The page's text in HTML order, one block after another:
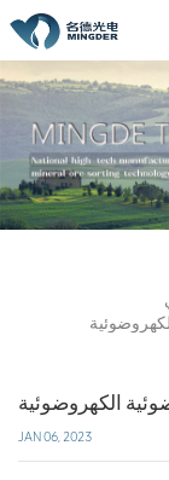
JAN 06, 2023